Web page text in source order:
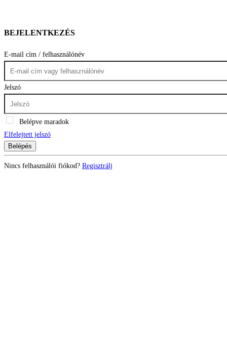
BEJELENTKEZÉS
E-mail cím / felhasználónév
Jelszó
Belépve maradok
Elfelejtett jelszó
Belépés
Nincs felhasználói fiókod? Regisztrálj